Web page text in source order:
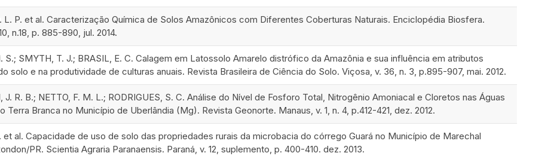
L. P. et al. Caracterização Química de Solos Amazônicos com Diferentes Coberturas Naturais. Enciclopédia Biosfera.
n.18, p. 885-890, jul. 2014.
S.; SMYTH, T. J.; BRASIL, E. C. Calagem em Latossolo Amarelo distrófico da Amazônia e sua influência em atributos
solo e na produtividade de culturas anuais. Revista Brasileira de Ciência do Solo. Viçosa, v. 36, n. 3, p.895-907, mai. 2012.
J. R. B.; NETTO, F. M. L.; RODRIGUES, S. C. Análise do Nível de Fosforo Total, Nitrogênio Amoniacal e Cloretos nas Águas
Terra Branca no Município de Uberlândia (Mg). Revista Geonorte. Manaus, v. 1, n. 4, p.412-421, dez. 2012.
et al. Capacidade de uso de solo das propriedades rurais da microbacia do córrego Guará no Município de Marechal
PR. Scientia Agraria Paranaensis. Paraná, v. 12, suplemento, p. 400-410. dez. 2013.